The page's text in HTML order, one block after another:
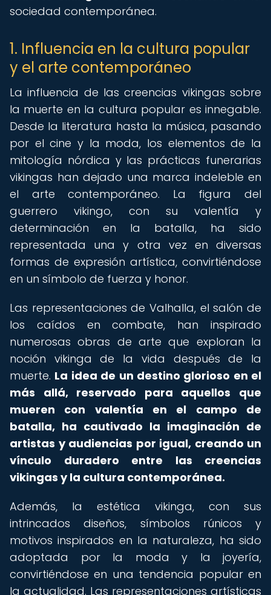
sociedad contemporánea.
1. Influencia en la cultura popular
y el arte contemporáneo
La influencia de las creencias vikingas sobre
la muerte en la cultura popular es innegable.
Desde la literatura hasta la música, pasando
por el cine y la moda, los elementos de la
mitología nórdica y las prácticas funerarias
vikingas han dejado una marca indeleble en
el arte contemporáneo. La figura del
guerrero vikingo, con su valentía y
determinación en la batalla, ha sido
representada una y otra vez en diversas
formas de expresión artística, convirtiéndose
en un símbolo de fuerza y honor.
Las representaciones de Valhalla, el salón de
los caídos en combate, han inspirado
numerosas obras de arte que exploran la
noción vikinga de la vida después de la
muerte. La idea de un destino glorioso en el
más allá, reservado para aquellos que
mueren con valentía en el campo de
batalla, ha cautivado la imaginación de
artistas y audiencias por igual, creando un
vínculo duradero entre las creencias
vikingas y la cultura contemporánea.
Además, la estética vikinga, con sus
intrincados diseños, símbolos rúnicos y
motivos inspirados en la naturaleza, ha sido
adoptada por la moda y la joyería,
convirtiéndose en una tendencia popular en
la actualidad. Las representaciones artísticas